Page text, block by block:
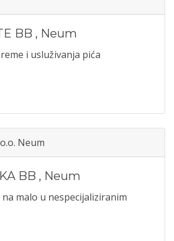
BB , Neum
i usluživanja pića
Neum
BB , Neum
malo u nespecijaliziranim